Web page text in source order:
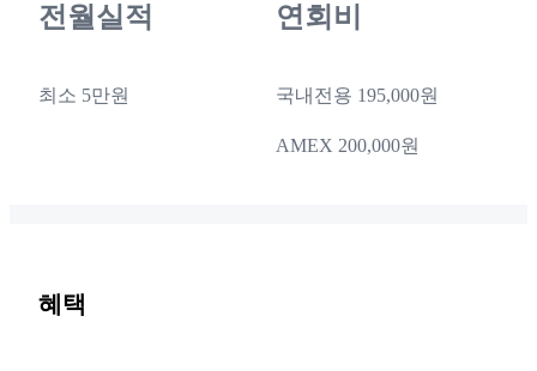
전월실적
최소 5만원
연회비
국내전용 195,000원
AMEX 200,000원
혜택